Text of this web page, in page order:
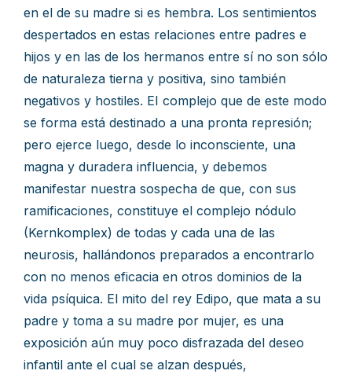
en el de su madre si es hembra. Los sentimientos
despertados en estas relaciones entre padres e
hijos y en las de los hermanos entre sí no son sólo
de naturaleza tierna y positiva, sino también
negativos y hostiles. EI complejo que de este modo
se forma está destinado a una pronta represión;
pero ejerce luego, desde lo inconsciente, una
magna y duradera influencia, y debemos
manifestar nuestra sospecha de que, con sus
ramificaciones, constituye el complejo nódulo
(Kernkomplex) de todas y cada una de las
neurosis, hallándonos preparados a encontrarlo
con no menos eficacia en otros dominios de la
vida psíquica. El mito del rey Edipo, que mata a su
padre y toma a su madre por mujer, es una
exposición aún muy poco disfrazada del deseo
infantil ante el cual se alzan después,